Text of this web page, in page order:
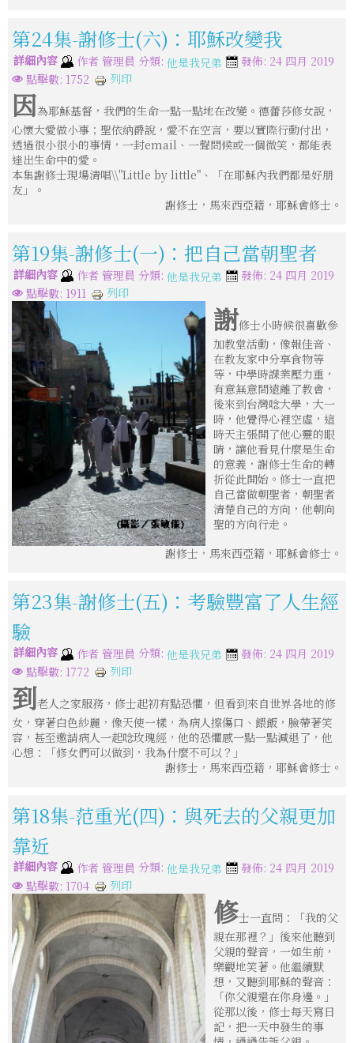
第24集-謝修士(六)：耶穌改變我
詳細內容 作者 管理員 分類: 他是我兄弟
發佈: 24 四月 2019
點擊數: 1752
列印
因為耶穌基督，我們的生命一點一點地在改變。德蕾莎修女說，
心懷大愛做小事；聖依納爵說，愛不在空言，要以實際行動付出，
透過很小很小的事情，一封email、一聲問候或一個微笑，都能表
達出生命中的愛。
本集謝修士現場清唱\\"Little by little"、「在耶穌內我們都是好朋
友」。
謝修士，馬來西亞籍，耶穌會修士。
第19集-謝修士(一)：把自己當朝聖者
詳細內容 作者 管理員 分類: 他是我兄弟
發佈: 24 四月 2019
點擊數: 1911
列印
謝修士小時候很喜歡參
加教堂活動，像報佳音、
在教友家中分享食物等
等，中學時課業壓力重，
有意無意間遠離了教會，
後來到台灣唸大學，大一
時，他覺得心裡空虛，這
時天主張開了他心靈的眼
睛，讓他看見什麼是生命
的意義，謝修士生命的轉
折從此開始。修士一直把
自己當做朝聖者，朝聖者
清楚自己的方向，他朝向
聖的方向行走。
謝修士，馬來西亞籍，耶穌會修士。
第23集-謝修士(五)：考驗豐富了人生經
驗
詳細內容 作者 管理員 分類: 他是我兄弟
發佈: 24 四月 2019
點擊數: 1772
列印
到老人之家服務，修士起初有點恐懼，但看到來自世界各地的修
女，穿著白色紗麗，像天使一樣，為病人擦傷口、餵飯，臉帶著笑
容，甚至邀請病人一起唸玫瑰經，他的恐懼感一點一點減退了，他
心想：「修女們可以做到，我為什麼不可以？」
謝修士，馬來西亞籍，耶穌會修士。
第18集-范重光(四)：與死去的父親更加
靠近
詳細內容 作者 管理員 分類: 他是我兄弟
發佈: 24 四月 2019
點擊數: 1704
列印
修士一直問：「我的父
親在那裡？」後來他聽到
父親的聲音，一如生前，
樂觀地笑著。他繼續默
想，又聽到耶穌的聲音：
「你父親還在你身邊。」
從那以後，修士每天寫日
記，把一天中發生的事